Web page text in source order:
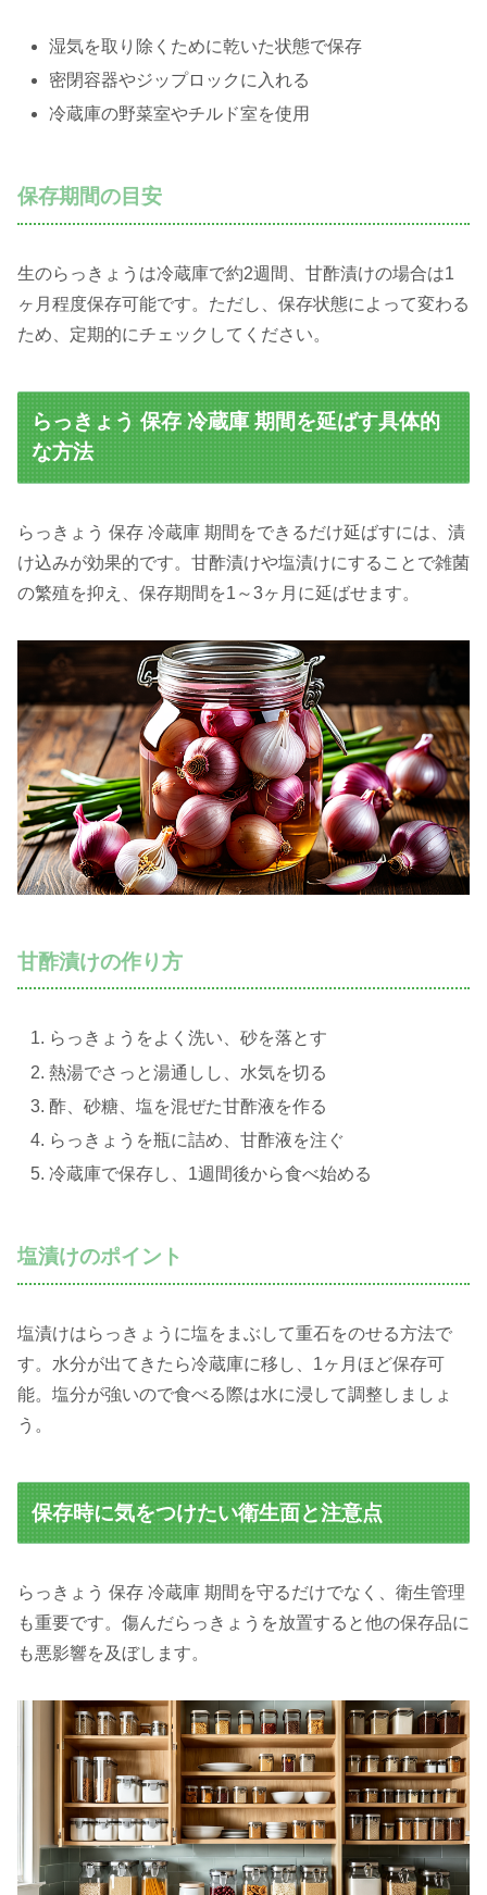
湿気を取り除くために乾いた状態で保存
密閉容器やジップロックに入れる
冷蔵庫の野菜室やチルド室を使用
保存期間の目安
生のらっきょうは冷蔵庫で約2週間、甘酢漬けの場合は1
ヶ月程度保存可能です。ただし、保存状態によって変わる
ため、定期的にチェックしてください。
らっきょう 保存 冷蔵庫 期間を延ばす具体的
な方法
らっきょう 保存 冷蔵庫 期間をできるだけ延ばすには、漬
け込みが効果的です。甘酢漬けや塩漬けにすることで雑菌
の繁殖を抑え、保存期間を1～3ヶ月に延ばせます。
甘酢漬けの作り方
らっきょうをよく洗い、砂を落とす
熱湯でさっと湯通しし、水気を切る
酢、砂糖、塩を混ぜた甘酢液を作る
らっきょうを瓶に詰め、甘酢液を注ぐ
冷蔵庫で保存し、1週間後から食べ始める
塩漬けのポイント
塩漬けはらっきょうに塩をまぶして重石をのせる方法で
す。水分が出てきたら冷蔵庫に移し、1ヶ月ほど保存可
能。塩分が強いので食べる際は水に浸して調整しましょ
う。
保存時に気をつけたい衛生面と注意点
らっきょう 保存 冷蔵庫 期間を守るだけでなく、衛生管理
も重要です。傷んだらっきょうを放置すると他の保存品に
も悪影響を及ぼします。